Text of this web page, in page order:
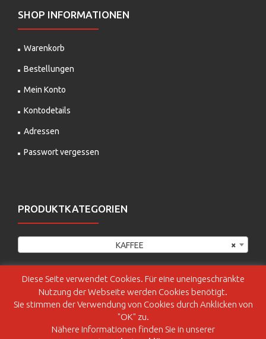
SHOP INFORMATIONEN
Warenkorb
Bestellungen
Mein Konto
Kontodetails
Adressen
Passwort vergessen
PRODUKTKATEGORIEN
×
KAFFEE
Diese Seite verwendet Cookies. Für eine uneingeschränkte
Nutzung der Webseite werden Cookies benötigt.
Sie stimmen der Verwendung von Cookies durch Anklicken von
"OK" zu.
Nähere Informationen finden Sie in unserer